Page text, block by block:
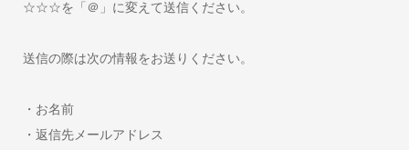
☆☆☆を「＠」に変えて送信ください。
送信の際は次の情報をお送りください。
・お名前
・返信先メールアドレス